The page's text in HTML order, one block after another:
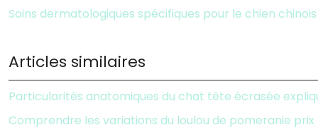
Soins dermatologiques spécifiques pour le chien
Articles similaires
Particularités anatomiques du chat tête écrasée
Comprendre les variations du loulou de pomeranie prix